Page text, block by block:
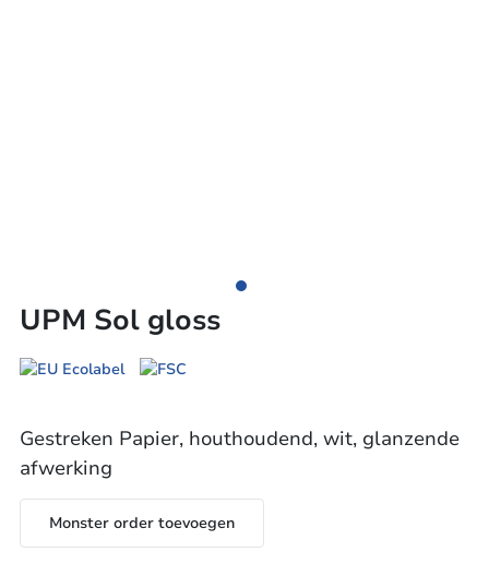
UPM Sol gloss
Gestreken Papier, houthoudend, wit, glanzende
afwerking
Monster order toevoegen